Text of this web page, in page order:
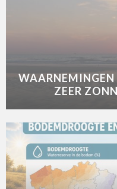
WAARNEMINGEN
ZEER